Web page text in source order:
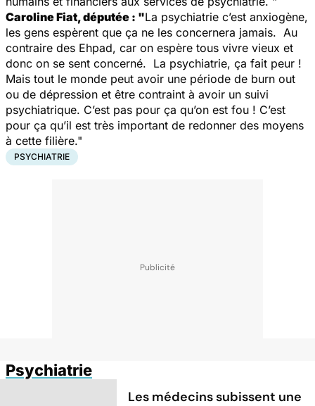
Caroline Fiat, députée : "La psychiatrie c’est anxiogène,
les gens espèrent que ça ne les concernera jamais. Au
contraire des Ehpad, car on espère tous vivre vieux et
donc on se sent concerné. La psychiatrie, ça fait peur !
Mais tout le monde peut avoir une période de burn out
ou de dépression et être contraint à avoir un suivi
psychiatrique. C’est pas pour ça qu’on est fou ! C’est
pour ça qu’il est très important de redonner des moyens
à cette filière."
PSYCHIATRIE
Psychiatrie
Les médecins subissent une